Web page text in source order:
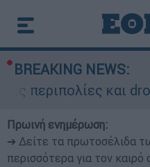
BREAKING NEWS:
περιπολίες και
Πρωινή ενημέρωση:
➔ Δείτε τα πρωτοσέλιδα
περισσότερα για τον καιρό